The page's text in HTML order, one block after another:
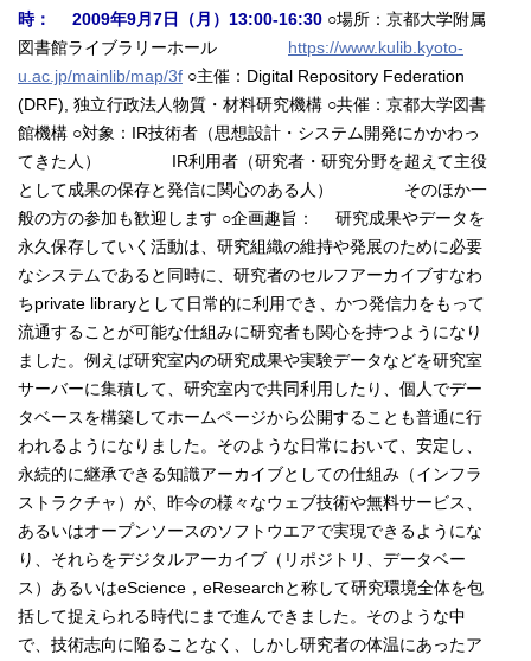
時： 2009年9月7日（月）13:00-16:30 ○場所：京都大学附属
図書館ライブラリーホール https://www.kulib.kyoto-
u.ac.jp/mainlib/map/3f ○主催：Digital Repository Federation
(DRF), 独立行政法人物質・材料研究機構 ○共催：京都大学図書
館機構 ○対象：IR技術者（思想設計・システム開発にかかわっ
てきた人） IR利用者（研究者・研究分野を超えて主役
として成果の保存と発信に関心のある人） そのほか一
般の方の参加も歓迎します ○企画趣旨： 研究成果やデータを
永久保存していく活動は、研究組織の維持や発展のために必要
なシステムであると同時に、研究者のセルフアーカイブすなわ
ちprivate libraryとして日常的に利用でき、かつ発信力をもって
流通することが可能な仕組みに研究者も関心を持つようになり
ました。例えば研究室内の研究成果や実験データなどを研究室
サーバーに集積して、研究室内で共同利用したり、個人でデー
タベースを構築してホームページから公開することも普通に行
われるようになりました。そのような日常において、安定し、
永続的に継承できる知識アーカイブとしての仕組み（インフラ
ストラクチャ）が、昨今の様々なウェブ技術や無料サービス、
あるいはオープンソースのソフトウエアで実現できるようにな
り、それらをデジタルアーカイブ（リポジトリ、データベー
ス）あるいはeScience，eResearchと称して研究環境全体を包
括して捉えられる時代にまで進んできました。そのような中
で、技術志向に陥ることなく、しかし研究者の体温にあったア